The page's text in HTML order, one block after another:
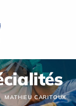
MATHIEU CARITOUX